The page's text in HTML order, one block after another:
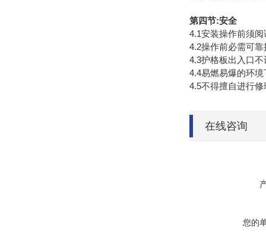
第四节:安全
4.1安装操作前须
4.2操作前必需可靠
4.3护格板出入口
4.4易燃易爆的环
4.5不得擅自进行修
在线咨询
您的